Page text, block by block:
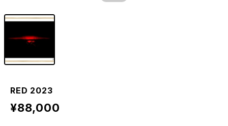
RED 2023
¥88,000